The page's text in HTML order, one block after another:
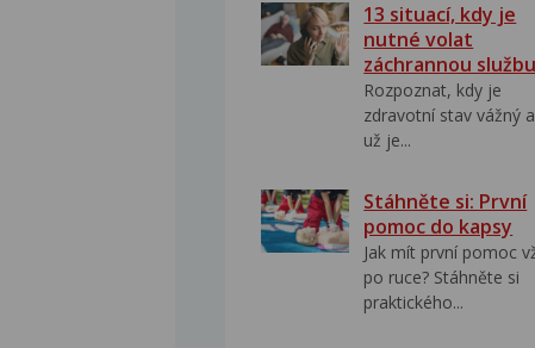
13 situací, kdy je
nutné volat
záchrannou službu
Rozpoznat, kdy je
zdravotní stav vážný
už je...
Stáhněte si: První
pomoc do kapsy
Jak mít první pomoc
po ruce? Stáhněte si
praktického...